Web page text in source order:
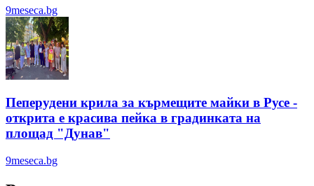
9meseca.bg
Пеперудени крила за кърмещите майки в Русе -
открита е красива пейка в градинката на
площад "Дунав"
9meseca.bg